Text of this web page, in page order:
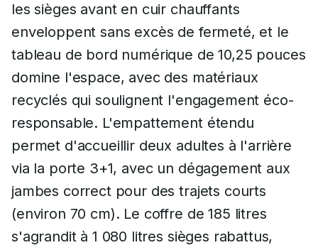
les sièges avant en cuir chauffants
enveloppent sans excès de fermeté, et le
tableau de bord numérique de 10,25 pouces
domine l'espace, avec des matériaux
recyclés qui soulignent l'engagement éco-
responsable. L'empattement étendu
permet d'accueillir deux adultes à l'arrière
via la porte 3+1, avec un dégagement aux
jambes correct pour des trajets courts
(environ 70 cm). Le coffre de 185 litres
s'agrandit à 1 080 litres sièges rabattus,